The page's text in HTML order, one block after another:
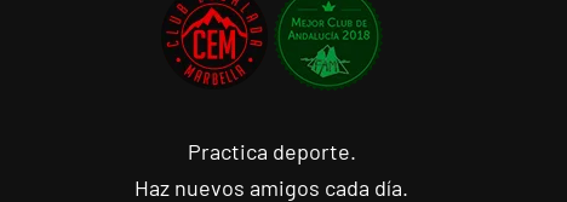
Practica deporte.
Haz nuevos amigos cada día.